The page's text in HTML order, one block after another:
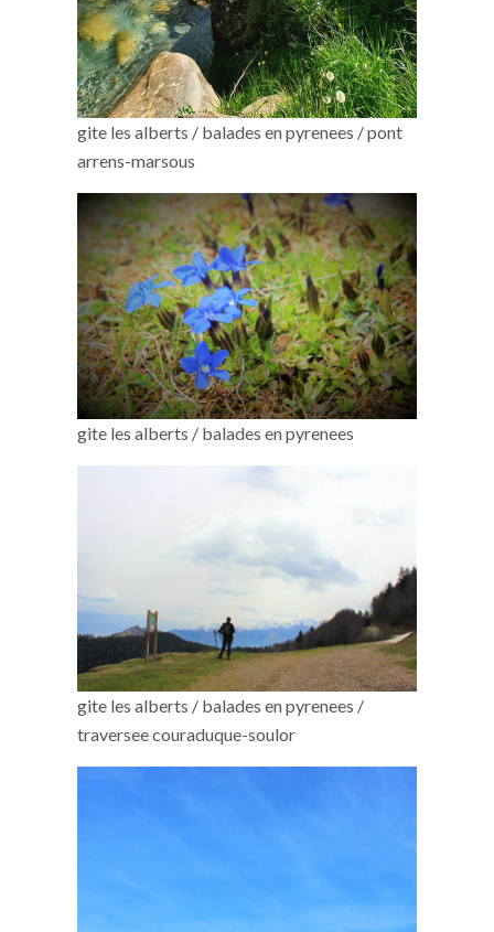
gite les alberts / balades en pyrenees / pont
arrens-marsous
gite les alberts / balades en pyrenees
gite les alberts / balades en pyrenees /
traversee couraduque-soulor